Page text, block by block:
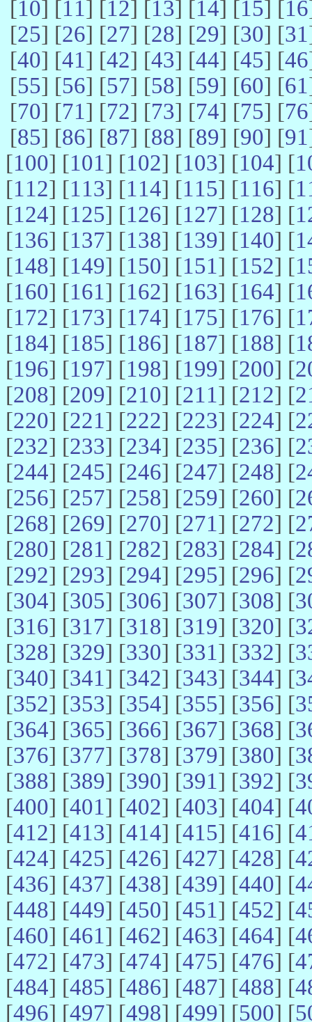
[10] [11] [12] [13] [14] [15] [16
[25] [26] [27] [28] [29] [30] [31
[40] [41] [42] [43] [44] [45] [46
[55] [56] [57] [58] [59] [60] [61
[70] [71] [72] [73] [74] [75] [76
[85] [86] [87] [88] [89] [90] [91
[100] [101] [102] [103] [104] [
[112] [113] [114] [115] [116] [
[124] [125] [126] [127] [128] [
[136] [137] [138] [139] [140] [
[148] [149] [150] [151] [152] [
[160] [161] [162] [163] [164] [
[172] [173] [174] [175] [176] [
[184] [185] [186] [187] [188] [
[196] [197] [198] [199] [200] [
[208] [209] [210] [211] [212] [
[220] [221] [222] [223] [224] [
[232] [233] [234] [235] [236] [
[244] [245] [246] [247] [248] [
[256] [257] [258] [259] [260] [
[268] [269] [270] [271] [272] [
[280] [281] [282] [283] [284] [
[292] [293] [294] [295] [296] [
[304] [305] [306] [307] [308] [
[316] [317] [318] [319] [320] [
[328] [329] [330] [331] [332] [
[340] [341] [342] [343] [344] [
[352] [353] [354] [355] [356] [
[364] [365] [366] [367] [368] [
[376] [377] [378] [379] [380] [
[388] [389] [390] [391] [392] [
[400] [401] [402] [403] [404] [
[412] [413] [414] [415] [416] [
[424] [425] [426] [427] [428] [
[436] [437] [438] [439] [440] [
[448] [449] [450] [451] [452] [
[460] [461] [462] [463] [464] [
[472] [473] [474] [475] [476] [
[484] [485] [486] [487] [488] [
[496] [497] [498] [499] [500] [